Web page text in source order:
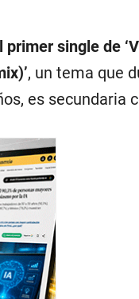
single de
, un tema que
es secundaria